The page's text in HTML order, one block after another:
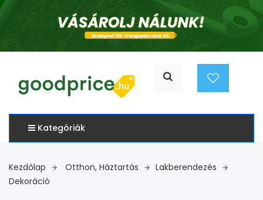
Kategóriák
Kezdőlap Otthon, Háztartás
Lakberendezés
Dekoráció